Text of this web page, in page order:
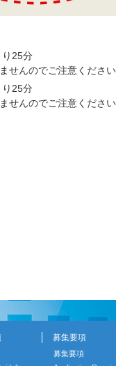
25分
せんのでご注意くださ
25分
せんのでご注意くださ
募集要項
募集要項